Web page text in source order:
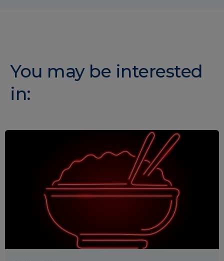
You may be interested
in: